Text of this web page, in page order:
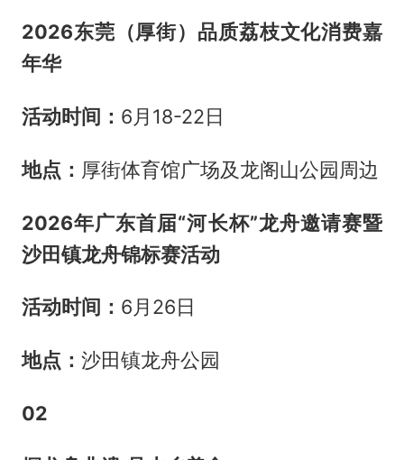
2026东莞（厚街）品质荔枝文化消费嘉
年华
️活动时间： 6月18-22日
地点： 厚街体育馆广场及龙阁山公园周边
2026年广东首届“河长杯”龙舟邀请赛暨
沙田镇龙舟锦标赛活动
️活动时间： 6月26日
地点： 沙田镇龙舟公园
02